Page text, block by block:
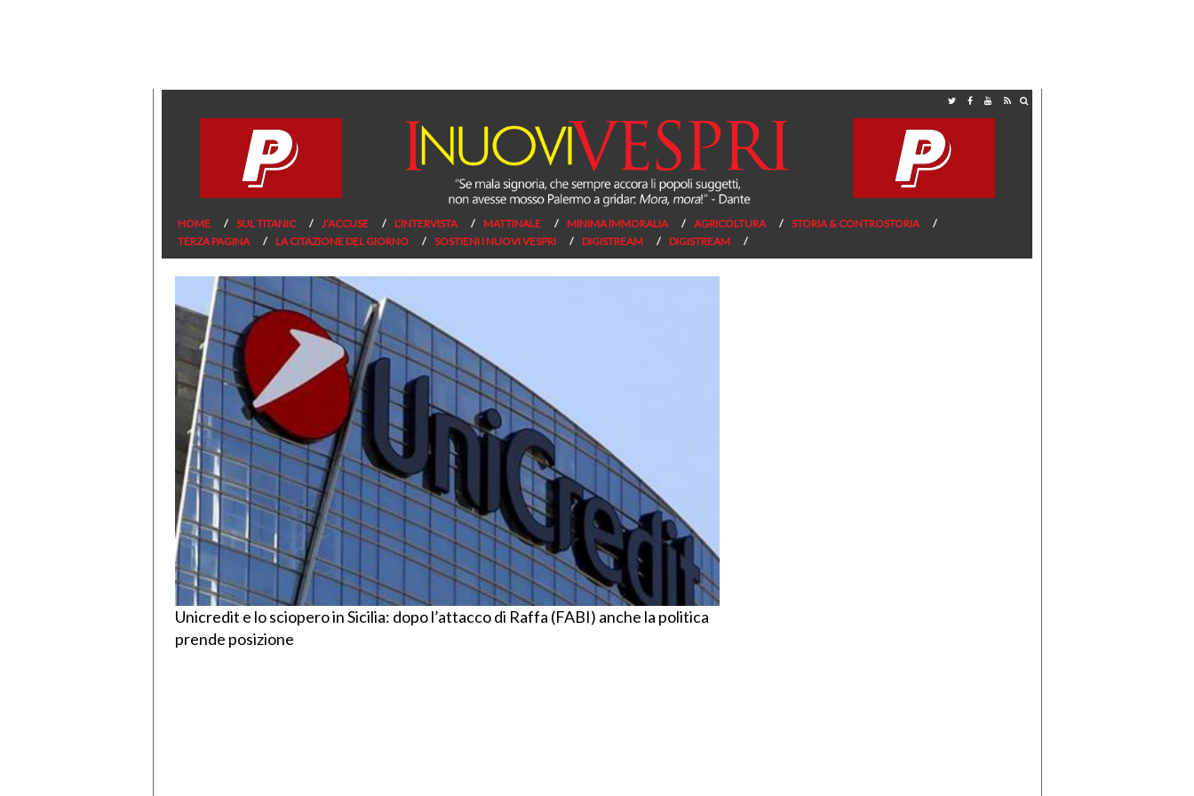
HOME SUL TITANIC J’ACCUSE L’INTERVISTA MATTINALE MINIMA IMMORALIA AGRICOLTURA
STORIA & CONTROSTORIA
TERZA PAGINA
LA CITAZIONE DEL GIORNO SOSTIENI I NUOVI VESPRI DIGISTREAM DIGISTREAM
Unicredit e lo sciopero in Sicilia: dopo l’attacco di Raffa (FABI) anche la politica
prende posizione